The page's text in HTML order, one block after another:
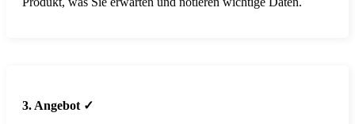
3. Angebot ✓